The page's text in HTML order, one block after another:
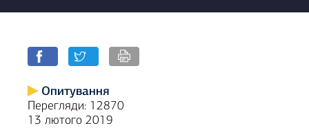
Опитування
Перегляди: 12870
13 лютого 2019